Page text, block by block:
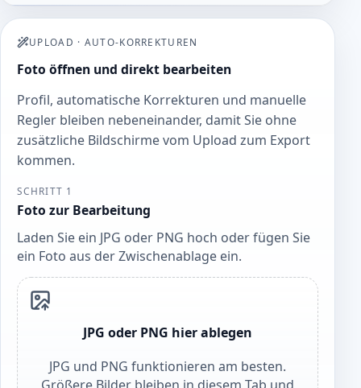
UPLOAD · AUTO-KORREKTUREN
Foto öffnen und direkt bearbeiten
Profil, automatische Korrekturen und manuelle
Regler bleiben nebeneinander, damit Sie ohne
zusätzliche Bildschirme vom Upload zum Export
kommen.
SCHRITT 1
Foto zur Bearbeitung
Laden Sie ein JPG oder PNG hoch oder fügen Sie
ein Foto aus der Zwischenablage ein.
JPG oder PNG hier ablegen
JPG und PNG funktionieren am besten.
Größere Bilder bleiben in diesem Tab und